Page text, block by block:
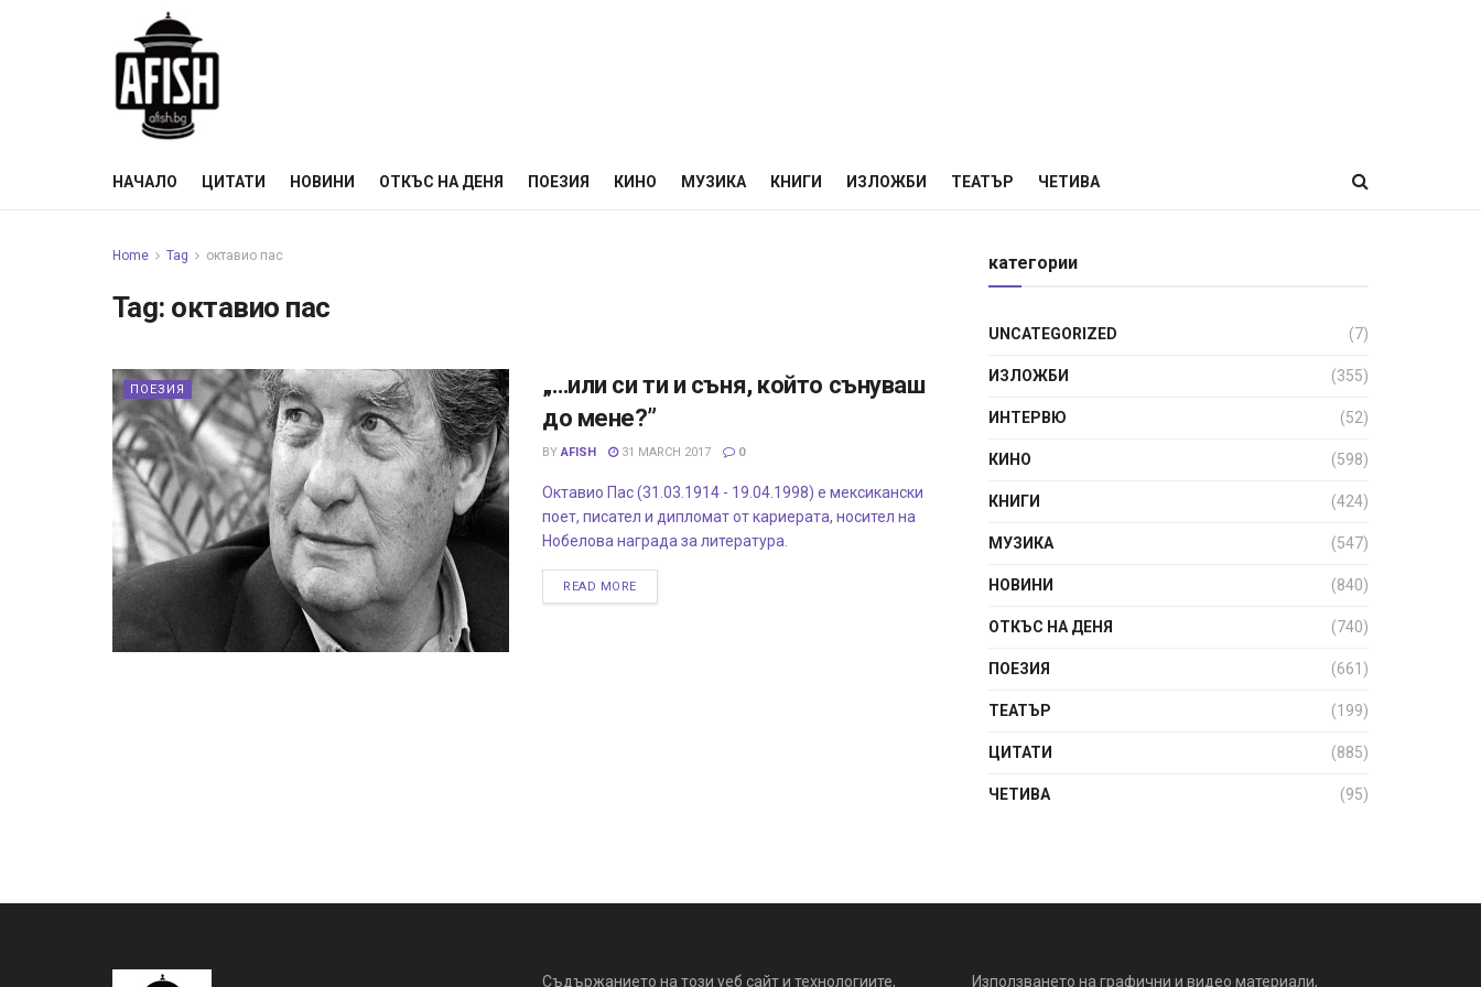
НАЧАЛО ЦИТАТИ НОВИНИ ОТКЪС НА ДЕНЯ ПОЕЗИЯ КИНО МУЗИКА КНИГИ ИЗЛОЖБИ ТЕАТЪР ЧЕТИВА
Home Tag октавио пас
Tag: октавио пас
ПОЕЗИЯ
„…или си ти и съня, който сънуваш
до мене?”
BY AFISH 31 MARCH 2017 0
Октавио Пас (31.03.1914 - 19.04.1998) е мексикански
поет, писател и дипломат от кариерата, носител на
Нобелова награда за литература.
READ MORE
категории
UNCATEGORIZED (7)
ИЗЛОЖБИ (355)
ИНТЕРВЮ (52)
КИНО (598)
КНИГИ (424)
МУЗИКА (547)
НОВИНИ (840)
ОТКЪС НА ДЕНЯ (740)
ПОЕЗИЯ (661)
ТЕАТЪР (199)
ЦИТАТИ (885)
ЧЕТИВА (95)
Съдържанието на този уеб сайт и технологиите, Използването на графични и видео материали,